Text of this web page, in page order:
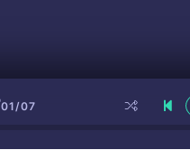
01/07